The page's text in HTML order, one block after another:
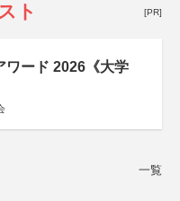
ト [PR]
ワード 2026《大学
一覧